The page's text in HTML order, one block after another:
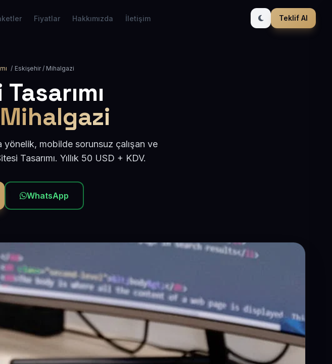
Fiyatlar Hakkımızda İletişim Teklif Al
/ Eskişehir / Mihalgazi
mobilde sorunsuz çalışan ve
Tasarımı. Yıllık 50 USD + KDV.
WhatsApp